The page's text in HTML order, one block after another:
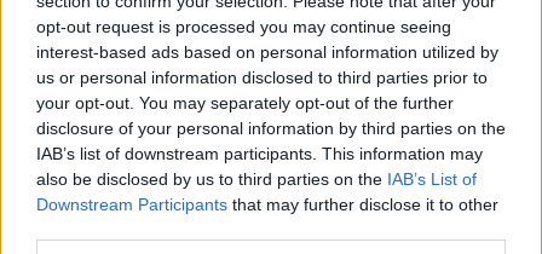
opt-out request is processed you may continue seeing
interest-based ads based on personal information utilized by
us or personal information disclosed to third parties prior to
your opt-out. You may separately opt-out of the further
disclosure of your personal information by third parties on the
IAB’s list of downstream participants. This information may
also be disclosed by us to third parties on the IAB’s List of
Downstream Participants that may further disclose it to other